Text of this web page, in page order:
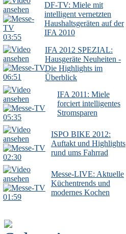
03:55
DF-TV: Miele mit
intelligent vernetzten
Haushaltsgeräten auf der
IFA 2010
06:51
IFA 2012 SPEZIAL:
Hausgeräte Neuheiten -
Die Highlights im
Überblick
05:35
IFA 2011: Miele
forciert intelligentes
Stromsparen
02:30
ISPO BIKE 2012:
Auftakt und Highlights
rund ums Fahrrad
01:59
Messe-LIVE: Aktuelle
Küchentrends und
modernes Kochen